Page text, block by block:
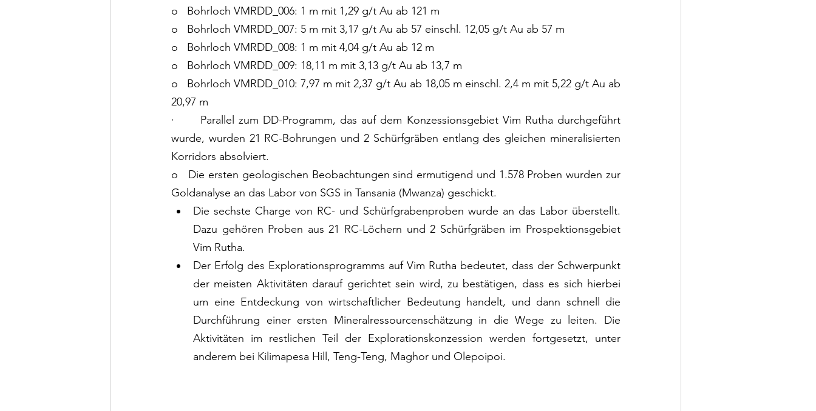
o   Bohrloch VMRDD_006: 1 m mit 1,29 g/t Au ab 121 m
o   Bohrloch VMRDD_007: 5 m mit 3,17 g/t Au ab 57 einschl. 12,05 g/t Au ab 57 m
o   Bohrloch VMRDD_008: 1 m mit 4,04 g/t Au ab 12 m
o   Bohrloch VMRDD_009: 18,11 m mit 3,13 g/t Au ab 13,7 m
o   Bohrloch VMRDD_010: 7,97 m mit 2,37 g/t Au ab 18,05 m einschl. 2,4 m mit 5,22 g/t Au ab
20,97 m
·      Parallel zum DD-Programm, das auf dem Konzessionsgebiet Vim Rutha durchgeführt
wurde, wurden 21 RC-Bohrungen und 2 Schürfgräben entlang des gleichen mineralisierten
Korridors absolviert.
o   Die ersten geologischen Beobachtungen sind ermutigend und 1.578 Proben wurden zur
Goldanalyse an das Labor von SGS in Tansania (Mwanza) geschickt.
Die sechste Charge von RC- und Schürfgrabenproben wurde an das Labor überstellt.
Dazu gehören Proben aus 21 RC-Löchern und 2 Schürfgräben im Prospektionsgebiet
Vim Rutha.
Der Erfolg des Explorationsprogramms auf Vim Rutha bedeutet, dass der Schwerpunkt
der meisten Aktivitäten darauf gerichtet sein wird, zu bestätigen, dass es sich hierbei
um eine Entdeckung von wirtschaftlicher Bedeutung handelt, und dann schnell die
Durchführung einer ersten Mineralressourcenschätzung in die Wege zu leiten. Die
Aktivitäten im restlichen Teil der Explorationskonzession werden fortgesetzt, unter
anderem bei Kilimapesa Hill, Teng-Teng, Maghor und Olepoipoi.